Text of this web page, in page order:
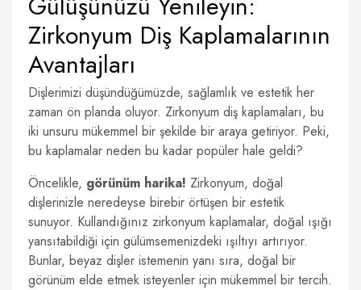
Zirkonyum Diş Kaplamalarının
Avantajları
Dişlerimizi düşündüğümüzde, sağlamlık ve estetik her
zaman ön planda oluyor. Zirkonyum diş kaplamaları, bu
iki unsuru mükemmel bir şekilde bir araya getiriyor. Peki,
bu kaplamalar neden bu kadar popüler hale geldi?
Öncelikle, görünüm harika! Zirkonyum, doğal
dişlerinizle neredeyse birebir örtüşen bir estetik
sunuyor. Kullandığınız zirkonyum kaplamalar, doğal ışığı
yansıtabildiği için gülümsemenizdeki ışıltıyı artırıyor.
Bunlar, beyaz dişler istemenin yanı sıra, doğal bir
görünüm elde etmek isteyenler için mükemmel bir tercih.